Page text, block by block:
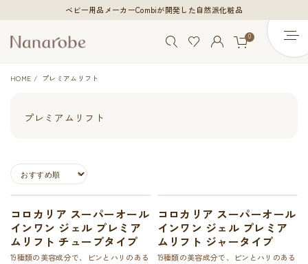
ベビー用品メーカーCombiが開発した自然派化粧品
0
HOME プレミアムリフト
プレミアムリフト
コロカリア スーパーオール
インワン ジェル プレミア
ムリフト チューブタイプ
19種類の美容成分で、ピンとハリのある
コロカリア スーパーオール
インワン ジェル プレミア
ムリフト ジャータイプ
19種類の美容成分で、ピンとハリのある